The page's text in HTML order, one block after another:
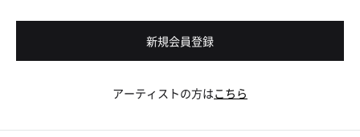
新規会員登録
アーティストの方はこちら